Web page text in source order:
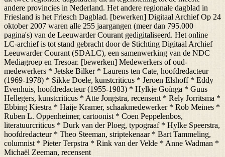
andere provincies in Nederland. Het andere regionale dagblad in
Friesland is het Friesch Dagblad. [bewerken] Digitaal Archief Op 24
oktober 2007 waren alle 255 jaargangen (meer dan 795.000
pagina's) van de Leeuwarder Courant gedigitaliseerd. Het online
LC-archief is tot stand gebracht door de Stichting Digitaal Archief
Leeuwarder Courant (SDALC), een samenwerking van de NDC
Mediagroep en Tresoar. [bewerken] Medewerkers of oud-
medewerkers * Jetske Bilker * Laurens ten Cate, hoofdredacteur
(1969-1978) * Sikke Doele, kunstcriticus * Jeroen Elshoff * Eddy
Evenhuis, hoofdredacteur (1955-1983) * Hylkje Goïnga * Guus
Hellegers, kunstcriticus * Atte Jongstra, recensent * Rely Jorritsma *
Ebbing Kiestra * Haije Kramer, schaakmedewerker * Rob Meines *
Ruben L. Oppenheimer, cartoonist * Coen Peppelenbos,
literatuurcriticus * Durk van der Ploeg, typograaf * Hylke Speerstra,
hoofdredacteur * Theo Steeman, striptekenaar * Bart Tammeling,
columnist * Pieter Terpstra * Rink van der Velde * Anne Wadman *
Michaël Zeeman, recensent